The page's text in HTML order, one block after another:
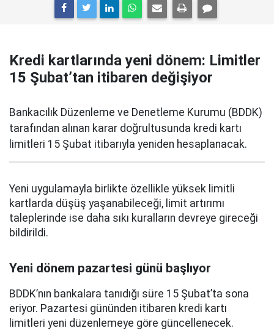
Kredi kartlarında yeni dönem: Limitler
15 Şubat’tan itibaren değişiyor
Bankacılık Düzenleme ve Denetleme Kurumu (BDDK)
tarafından alınan karar doğrultusunda kredi kartı
limitleri 15 Şubat itibarıyla yeniden hesaplanacak.
Yeni uygulamayla birlikte özellikle yüksek limitli
kartlarda düşüş yaşanabileceği, limit artırımı
taleplerinde ise daha sıkı kuralların devreye gireceği
bildirildi.
Yeni dönem pazartesi günü başlıyor
BDDK’nın bankalara tanıdığı süre 15 Şubat’ta sona
eriyor. Pazartesi gününden itibaren kredi kartı
limitleri yeni düzenlemeye göre güncellenecek.